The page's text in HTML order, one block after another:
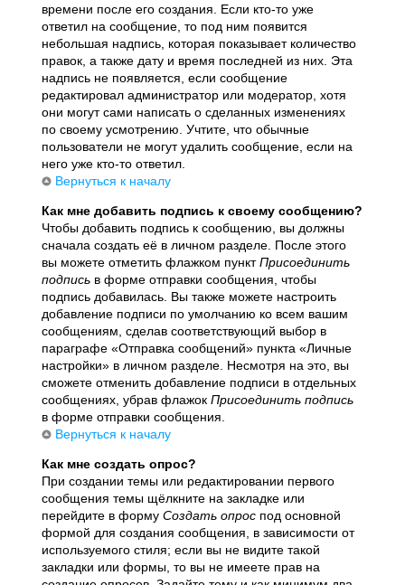
времени после его создания. Если кто-то уже
ответил на сообщение, то под ним появится
небольшая надпись, которая показывает количество
правок, а также дату и время последней из них. Эта
надпись не появляется, если сообщение
редактировал администратор или модератор, хотя
они могут сами написать о сделанных изменениях
по своему усмотрению. Учтите, что обычные
пользователи не могут удалить сообщение, если на
него уже кто-то ответил.
Вернуться к началу
Как мне добавить подпись к своему сообщению?
Чтобы добавить подпись к сообщению, вы должны
сначала создать её в личном разделе. После этого
вы можете отметить флажком пунктПрисоединить
подпись в форме отправки сообщения, чтобы
подпись добавилась. Вы также можете настроить
добавление подписи по умолчанию ко всем вашим
сообщениям, сделав соответствующий выбор в
параграфе «Отправка сообщений» пункта «Личные
настройки» в личном разделе. Несмотря на это, вы
сможете отменить добавление подписи в отдельных
сообщениях, убрав флажокПрисоединить подпись
в форме отправки сообщения.
Вернуться к началу
Как мне создать опрос?
При создании темы или редактировании первого
сообщения темы щёлкните на закладке или
перейдите в формуСоздать опрос под основной
формой для создания сообщения, в зависимости от
используемого стиля; если вы не видите такой
закладки или формы, то вы не имеете прав на